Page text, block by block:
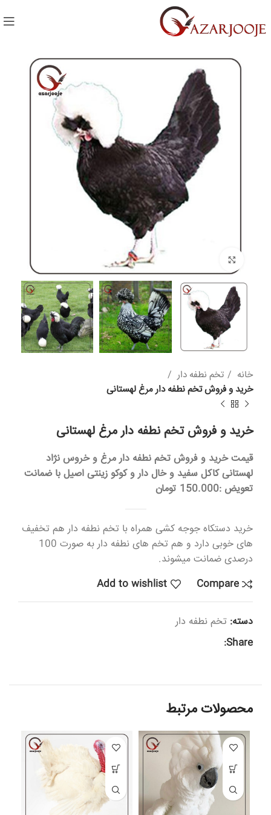
خانه
تخم نطفه دار
خرید و فروش تخم نطفه دار مرغ لهستانی
خرید و فروش تخم نطفه دار مرغ لهستانی
قیمت خرید و فروش تخم نطفه دار مرغ و خروس نژاد
لهستانی کاکل سفید و خال دار و کوکو زینتی اصیل با ضمانت
تعویض :150.000 تومان
خرید دستکاه جوجه کشی همراه با تخم نطفه دار هم تخفیف
های خوبی دارد و هم تخم های نطفه دار به صورت 100
درصدی ضمانت میشوند.
Compare
Add to wishlist
دسته: تخم نطفه دار
Share:
محصولات مرتبط